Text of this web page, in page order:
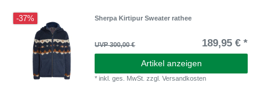
-37% Sherpa Kirtipur Sweater rathee
UVP 300,00 € 189,95 € *
Artikel anzeigen
*inkl. ges. MwSt. zzgl.Versandkosten